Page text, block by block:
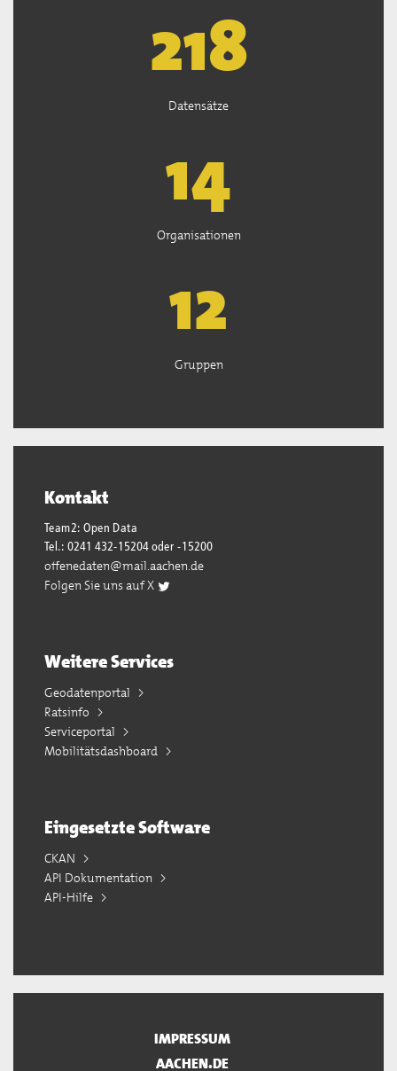
220
Datensätze
15
Organisationen
13
Gruppen
Kontakt
Team2: Open Data
Tel.: 0241 432-15204 oder -15200
offenedaten@mail.aachen.de
Folgen Sie uns auf X
Weitere Services
Geodatenportal
Ratsinfo
Serviceportal
Mobilitätsdashboard
Eingesetzte Software
CKAN
API Dokumentation
API-Hilfe
IMPRESSUM
AACHEN.DE